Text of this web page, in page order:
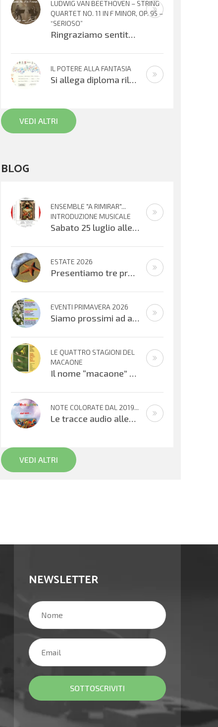
LUDWIG VAN BEETHOVEN – STRING
QUARTET NO. 11 IN F MINOR, OP. 95 –
“SERIOSO”
Ringraziamo sentitamente Gloria Foresti e i suoi giovani colleghi per la condivisione di questa bella esecuzione del Quartetto per
IL POTERE ALLA FANTASIA
Si allega diploma rilasciato all’XI° edizione del Concorso Gianni Rodari 2020: secondo premio al Coro Topolino din don. Un sentito
VEDI ALTRI
BLOG
ENSEMBLE "A RIMIRAR"...
INTRODUZIONE MUSICALE
Sabato 25 luglio alle ore 16:30 verrà inaugurata la mostra organizzata dal Centro Biblioteca Comunale presso il Palazzo “Suore
ESTATE 2026
Presentiamo tre progetti estivi che si svolgeranno nell’ultima settimana di
EVENTI PRIMAVERA 2026
Siamo prossimi ad alcuni appuntamenti musicali offerti dai bambini, ragazzi e adulti che cantano e suonano. Si inizierà con il
LE QUATTRO STAGIONI DEL
MACAONE
Il nome “macaone” deriva dalla mitologia greca: Macaone era un abile medico e guerriero e il nome della farfalla
NOTE COLORATE DAL 2019...
Le tracce audio allegate sono promemoria di percorsi didattici realizzati
VEDI ALTRI
NEWSLETTER